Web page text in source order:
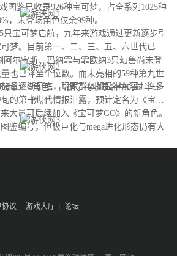
图鉴已收录926种宝可梦，占全系列1025种
，未登场角色仅余99种。
宝可梦启航，九年来游戏通过更新逐步引
梦。目前第一、二、三、五、六世代已完
阿尔宙斯、玛纳霏与霏欧纳3只幻兽尚未登
也已降至个位数。而未亮相的59种第九世
其DLC角色，占据了待收录名单的过半比
例。
逐渐见底，玩家群体却显得从容。许多
的第十世代情报泄露，预计定名为《宝可
大量可后续加入《宝可梦GO》的新角色。
鉴编号，但极巨化与mega进化形态仍有大
协议 游戏大厅 论坛